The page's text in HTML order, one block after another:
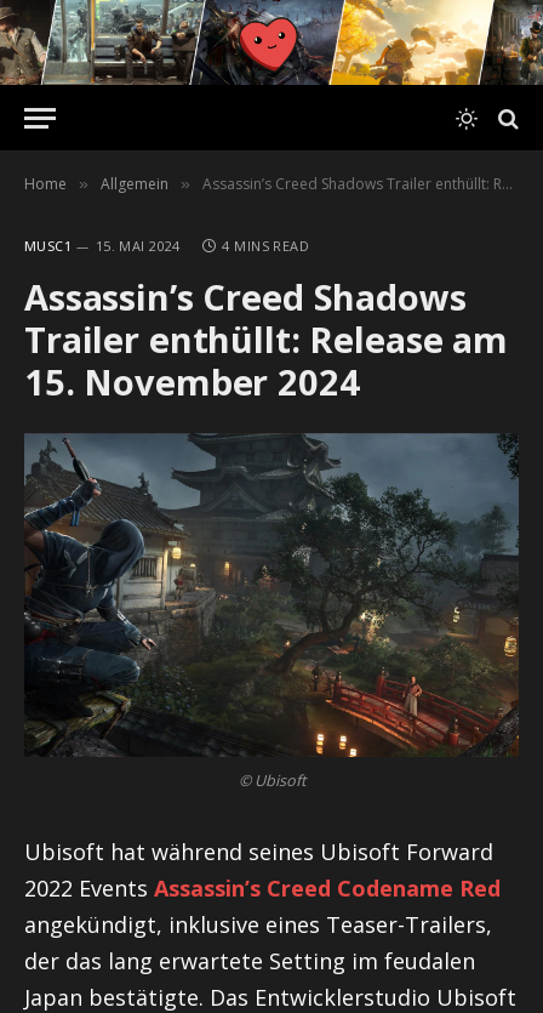
Home » Allgemein » Assassin’s Creed Shadows Trailer enthüllt: Release am 15. November 2024
MUSC1 15. MAI 2024 4 MINS READ
Assassin’s Creed Shadows
Trailer enthüllt: Release am
15. November 2024
© Ubisoft
Ubisoft hat während seines Ubisoft Forward
2022 Events Assassin’s Creed Codename Red
angekündigt, inklusive eines Teaser-Trailers,
der das lang erwartete Setting im feudalen
Japan bestätigte. Das Entwicklerstudio Ubisoft